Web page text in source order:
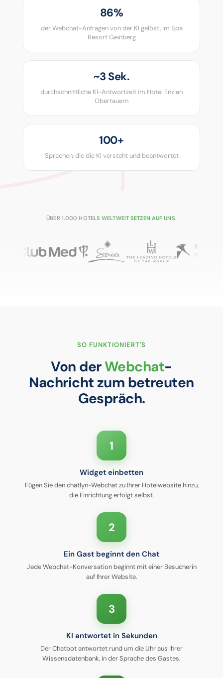
86%
der Webchat-Anfragen von der KI gelöst, im Spa
Resort Geinberg
~3 Sek.
durchschnittliche KI-Antwortzeit im Hotel Enzian
Obertauern
100+
Sprachen, die die KI versteht und beantwortet
ÜBER 1.000 HOTELS WELTWEIT SETZEN AUF UNS.
SO FUNKTIONIERT'S
Von derWebchat-
Nachricht zum betreuten
Gespräch.
1
Widget einbetten
Fügen Sie den chatlyn-Webchat zu Ihrer Hotelwebsite hinzu,
die Einrichtung erfolgt selbst.
2
Ein Gast beginnt den Chat
Jede Webchat-Konversation beginnt mit einer Besucherin
auf Ihrer Website.
3
KI antwortet in Sekunden
Der Chatbot antwortet rund um die Uhr aus Ihrer
Wissensdatenbank, in der Sprache des Gastes.